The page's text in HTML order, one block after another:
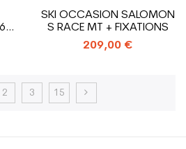
SKI OCCASION SALOMON
S RACE MT + FIXATIONS
209,00 €
2 3 15